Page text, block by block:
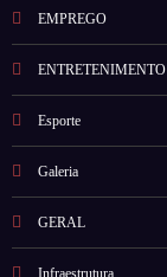
EMPREGO
ENTRETENIMENTO
Esporte
Galeria
GERAL